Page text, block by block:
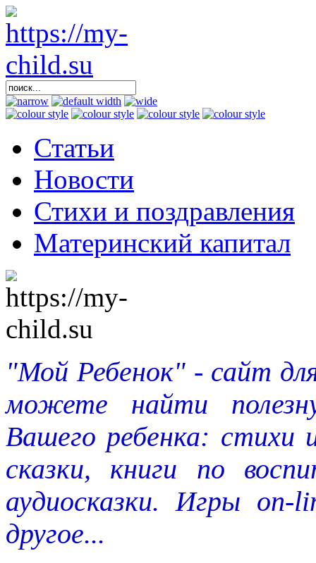
Статьи
Новости
Стихи и поздравления
Материнский капитал
"Мой Ребенок" - сайт
можете найти
Вашего ребенка: стихи
сказки, книги по
аудиосказки. Игры
другое...